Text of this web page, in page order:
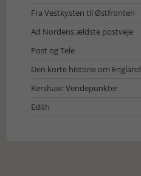
Fra Vestkysten til Østfronten
Ad Nordens ældste postveje
Post og Tele
Den korte historie om England
Kershaw: Vendepunkter
Edith